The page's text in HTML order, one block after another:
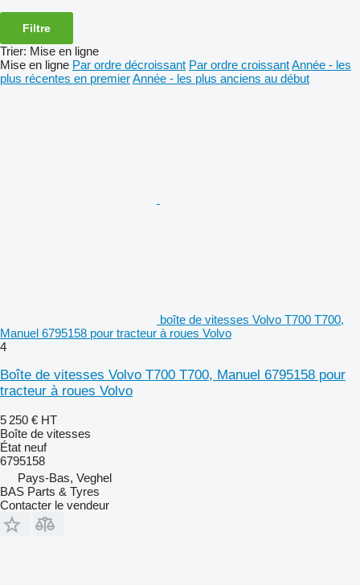
Filtre
Trier: Mise en ligne
Mise en ligne Par ordre décroissant Par ordre croissantAnnée - les
plus récentes en premierAnnée - les plus anciens au début
boîte de vitesses Volvo T700 T700,
Manuel 6795158 pour tracteur à roues Volvo
4
Boîte de vitesses Volvo T700 T700, Manuel 6795158 pour
tracteur à roues Volvo
5 250 € HT
Boîte de vitesses
État neuf
6795158
Pays-Bas, Veghel
BAS Parts & Tyres
Contacter le vendeur